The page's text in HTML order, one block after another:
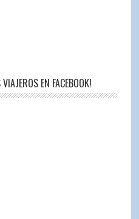
EN FACEBOOK!